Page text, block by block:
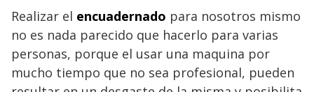
Realizar el encuadernado para nosotros mismo
no es nada parecido que hacerlo para varias
personas, porque el usar una maquina por
mucho tiempo que no sea profesional, pueden